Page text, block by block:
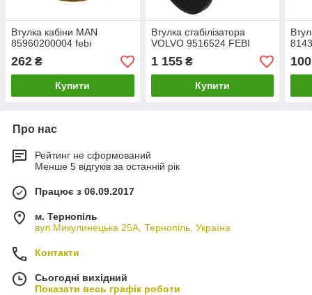
Втулка кабіни MAN
85960200004 febi
262 ₴
Купити
Втулка стабілізатора
VOLVO 9516524 FEBI
1 155₴
Купити
100
Про нас
Рейтинг не сформований
Менше 5 відгуків за останній рік
Працює з 06.09.2017
м. Тернопіль
вул.Микулинецька 25А, Тернопіль, Україна
Контакти
Сьогодні вихідний
Показати весь графік роботи